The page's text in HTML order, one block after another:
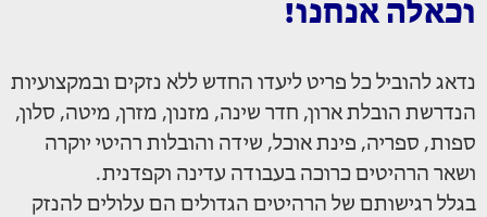
וכאלה אנחנו!
נדאג להוביל כל פריט ליעדו החדש ללא נזקים ובמקצועיות
הנדרשת הובלת ארון, חדר שינה, מזנון, מזרן, מיטה, סלון,
ספות, ספריה, פינת אוכל, שידה והובלות רהיטי יוקרה
ושאר הרהיטים כרוכה בעבודה עדינה וקפדנית.
בגלל רגישותם של הרהיטים הגדולים הם עלולים להנזק